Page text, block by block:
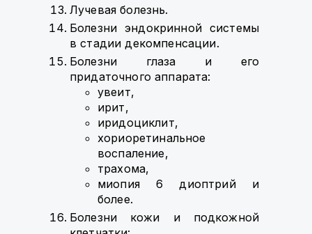
Лучевая болезнь.
Болезни эндокринной системы
в стадии декомпенсации.
Болезни глаза и его
придаточного аппарата:
увеит,
ирит,
иридоциклит,
хориоретинальное
воспаление,
трахома,
миопия 6 диоптрий и
более.
Болезни кожи и подкожной